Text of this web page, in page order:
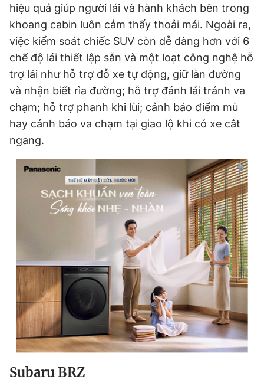
hiệu quả giúp người lái và hành khách bên trong
khoang cabin luôn cảm thấy thoải mái. Ngoài ra,
việc kiểm soát chiếc SUV còn dễ dàng hơn với 6
chế độ lái thiết lập sẵn và một loạt công nghệ hỗ
trợ lái như hỗ trợ đỗ xe tự động, giữ làn đường
và nhận biết rìa đường; hỗ trợ đánh lái tránh va
chạm; hỗ trợ phanh khi lùi; cảnh báo điểm mù
hay cảnh báo va chạm tại giao lộ khi có xe cắt
ngang.
Subaru BRZ